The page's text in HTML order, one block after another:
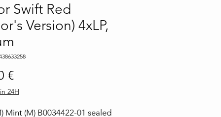
Swift Red
Version) 4xLP,
€Prezzo
24H
Mint (M) B0034422-01 sealed